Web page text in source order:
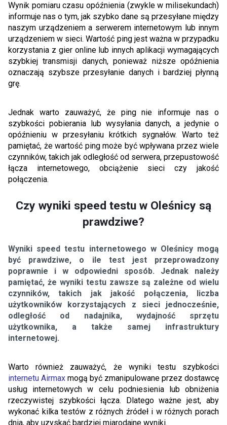
Wynik pomiaru czasu opóźnienia (zwykle w milisekundach)
informuje nas o tym, jak szybko dane są przesyłane między
naszym urządzeniem a serwerem internetowym lub innym
urządzeniem w sieci. Wartość ping jest ważna w przypadku
korzystania z gier online lub innych aplikacji wymagających
szybkiej transmisji danych, ponieważ niższe opóźnienia
oznaczają szybsze przesyłanie danych i bardziej płynną
grę.
Jednak warto zauważyć, że ping nie informuje nas o
szybkości pobierania lub wysyłania danych, a jedynie o
opóźnieniu w przesyłaniu krótkich sygnałów. Warto też
pamiętać, że wartość ping może być wpływana przez wiele
czynników, takich jak odległość od serwera, przepustowość
łącza internetowego, obciążenie sieci czy jakość
połączenia.
Czy wyniki speed testu w Oleśnicy są
prawdziwe?
Wyniki speed testu internetowego w Oleśnicy mogą
być prawdziwe, o ile test jest przeprowadzony
poprawnie i w odpowiedni sposób. Jednak należy
pamiętać, że wyniki testu zawsze są zależne od wielu
czynników, takich jak jakość połączenia, liczba
użytkowników korzystających z sieci jednocześnie,
odległość od nadajnika, wydajność sprzętu
użytkownika, a także samej infrastruktury
internetowej.
Warto również zauważyć, że wyniki testu szybkości
internetu Airmax mogą być zmanipulowane przez dostawcę
usług internetowych w celu podniesienia lub obniżenia
rzeczywistej szybkości łącza. Dlatego ważne jest, aby
wykonać kilka testów z różnych źródeł i w różnych porach
dnia, aby uzyskać bardziej miarodajne wyniki.